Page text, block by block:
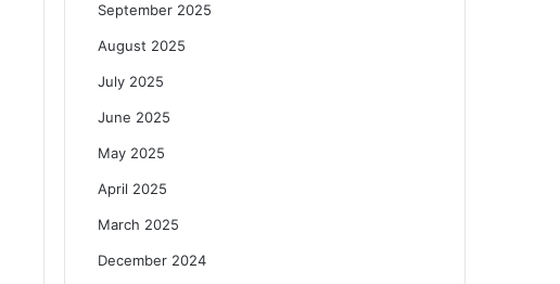
September 2025
August 2025
July 2025
June 2025
May 2025
April 2025
March 2025
December 2024